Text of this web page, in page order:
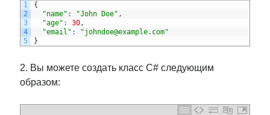
1
2
3
4
5
{
"name" : "John Doe" ,
"age" : 30,
"email" :
"johndoe@example.com"
}
2. Вы можете создать класс C# следующим
образом: